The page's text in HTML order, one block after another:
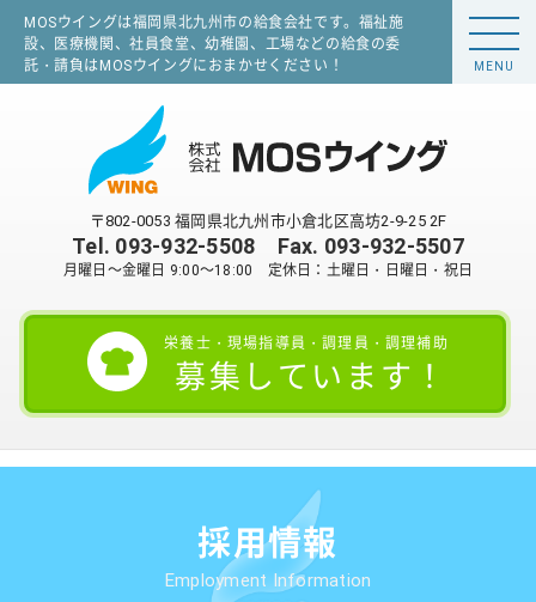
MOSウイングは福岡県北九州市の給食会社です。福祉施
設、医療機関、社員食堂、幼稚園、工場などの給食の委
託・請負はMOSウイングにおまかせください！
〒802-0053 福岡県北九州市小倉北区高坊2-9-25 2F
Tel. 093-932-5508 Fax. 093-932-5507
月曜日～金曜日 9:00～18:00 定休日：土曜日・日曜日・祝日
栄養士・現場指導員・調理員・調理補助
募集しています！
MENU
採用情報
Employment Information